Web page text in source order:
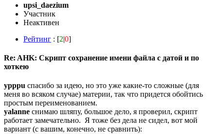
upsi_daezium
Участник
Неактивен
Рейтинг : [2|0]
Re: AHK: Скрипт сохранение имени файла с датой и по
хоткею
ypppu спасибо за идею, но это уже какие-то сложные (для
меня во всяком случае) материи, так что придется обойтись
простым переименованием.
yalanne снимаю шляпу, большое дело, я проверил, скрипт
работает замечательно. Я тоже без дела не сидел, вот мой
вариант (с вашим, конечно, не сравнить):